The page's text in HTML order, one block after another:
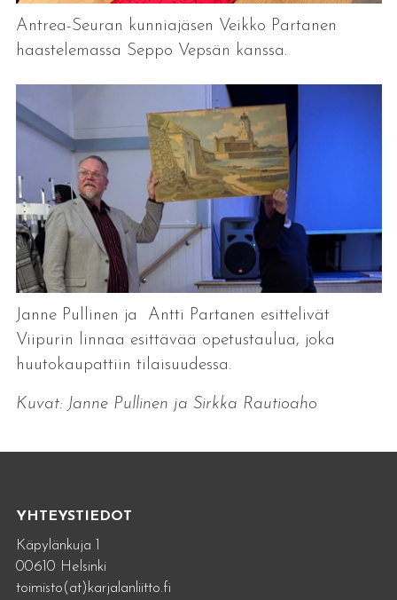
Antrea-Seuran kunniajäsen Veikko Partanen
haastelemassa Seppo Vepsän kanssa.
Janne Pullinen ja Antti Partanen esittelivät
Viipurin linnaa esittävää opetustaulua, joka
huutokaupattiin tilaisuudessa.
Kuvat: Janne Pullinen ja Sirkka Rautioaho
YHTEYSTIEDOT
Käpylänkuja 1
00610 Helsinki
toimisto(at)karjalanliitto.fi